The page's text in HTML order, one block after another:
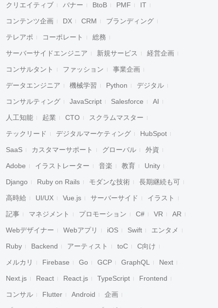
クリエイティブ バナー BtoB PMF IT
コンテンツ企画 DX CRM ブランディング
テレアポ コーポレート 総務
サーバーサイドエンジニア 新規サービス 経営企画
コンサルタント ファッション 事業企画
データエンジニア 機械学習 Python デジタル
コンサルティング JavaScript Salesforce AI
人工知能 起業 CTO スクラムマスター
テックリード デジタルマーケティング HubSpot
SaaS カスタマーサポート グローバル 外資
Adobe イラストレーター 音楽 教育 Unity
Django Ruby on Rails モダンな技術 長期継続も可
高時給 UI/UX Vue.js サーバーサイド イラスト
記事 マネジメント プロモーション C# VR AR
Webデザイナー Webアプリ iOS Swift エンタメ
Ruby Backend アーティスト toC C向け
メルカリ Firebase Go GCP GraphQL Next
Next.js React React.js TypeScript Frontend
コンサル Flutter Android 企画